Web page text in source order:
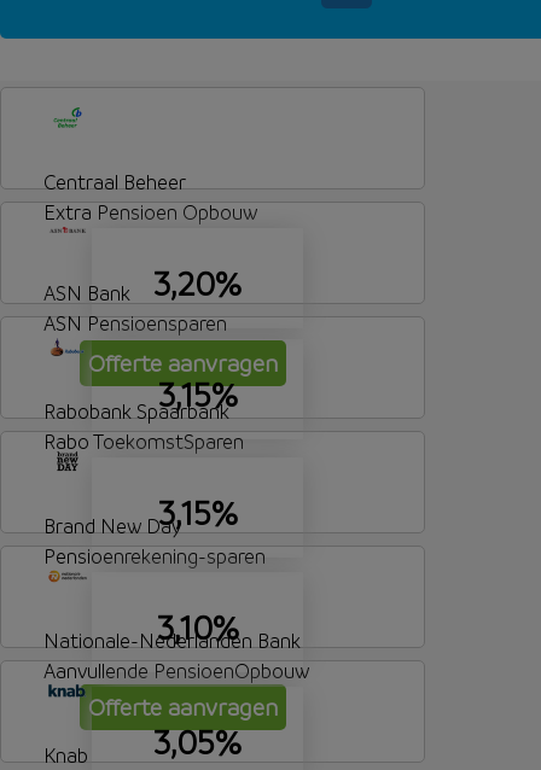
Centraal Beheer
Extra Pensioen Opbouw
3,20%
Offerte aanvragen
ASN Bank
ASN Pensioensparen
3,15%
Rabobank Spaarbank
Rabo ToekomstSparen
3,15%
Brand New Day
Pensioenrekening-sparen
3,10%
Offerte aanvragen
Nationale-Nederlanden Bank
Aanvullende PensioenOpbouw
3,05%
Knab